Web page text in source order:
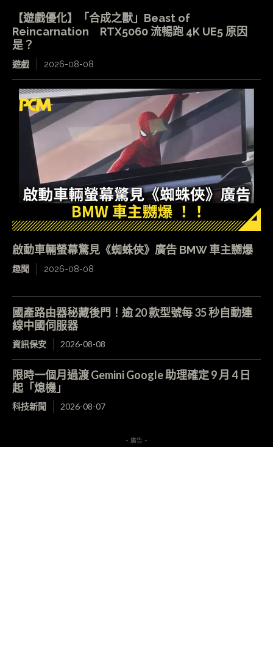
【遊戲優化】「合成之獸」Beast of
Reincarnation RTX5060 流暢跑 4K UE5 原因
是？
遊戲 2026-08-08
啟動車輛螢幕驚見《蜘蛛俠》廣告 BMW 車主嬲爆
趣聞 2026-08-08
國產路由器秘藏後門！逾 20 款型號每 35 秒自動連
線中國伺服器
資訊保安 2026-08-08
限時一個月過渡 Gemini Google 助理確定 9 月 4 日
起「熄機」
科技新聞 2026-08-07
- 廣告 -